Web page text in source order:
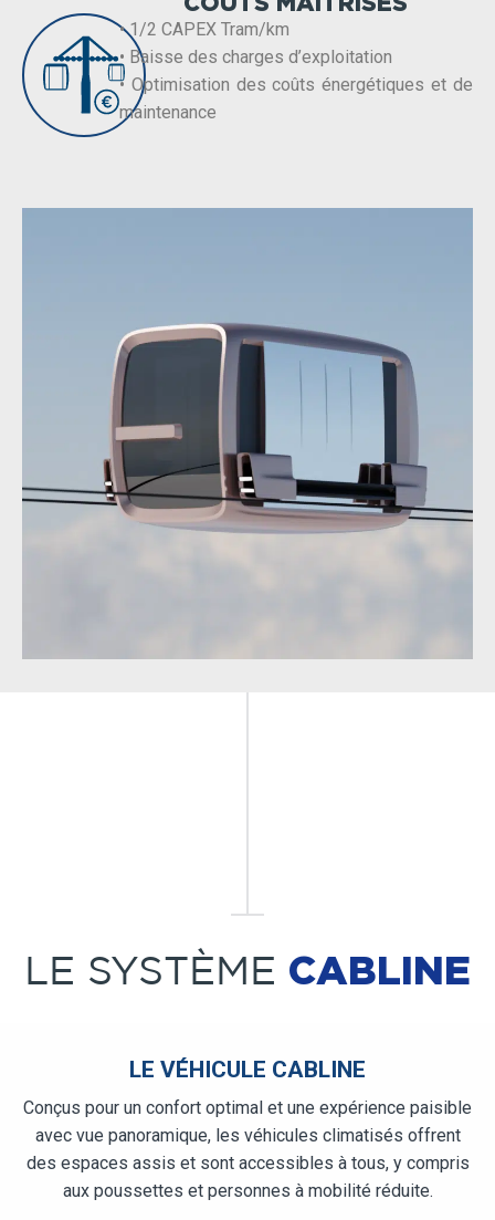
• 1/2 CAPEX Tram/km
• Baisse des charges d’exploitation
• Optimisation des coûts énergétiques et de
maintenance
LE SYSTÈME CABLINE
LE VÉHICULE CABLINE
Conçus pour un confort optimal et une expérience paisible
avec vue panoramique, les véhicules climatisés offrent
des espaces assis et sont accessibles à tous, y compris
aux poussettes et personnes à mobilité réduite.